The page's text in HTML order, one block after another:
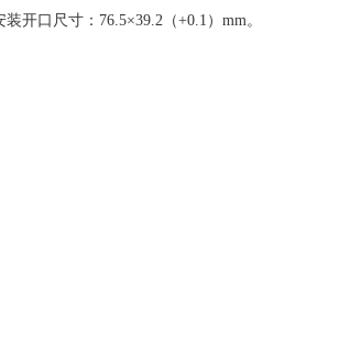
寸：76.5×39.2（+0.1）mm。